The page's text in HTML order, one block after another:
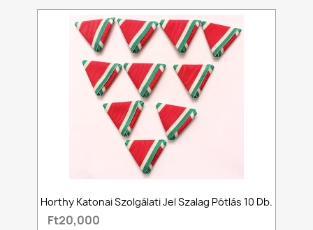
Horthy Katonai Szolgálati Jel Szalag Pótlás 10 Db.
Ft20,000